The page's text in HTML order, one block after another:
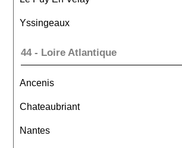
Yssingeaux
44 - Loire Atlantique
Ancenis
Chateaubriant
Nantes